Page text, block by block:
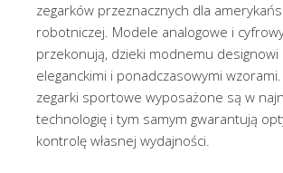
zegarków przeznacznych dla
robotniczej. Modele analogowe i
przekonują, dzieki modnemu designowi
eleganckimi i ponadczasowymi
zegarki sportowe wyposażone są w
technologię i tym samym gwarantują
kontrolę własnej wydajności.